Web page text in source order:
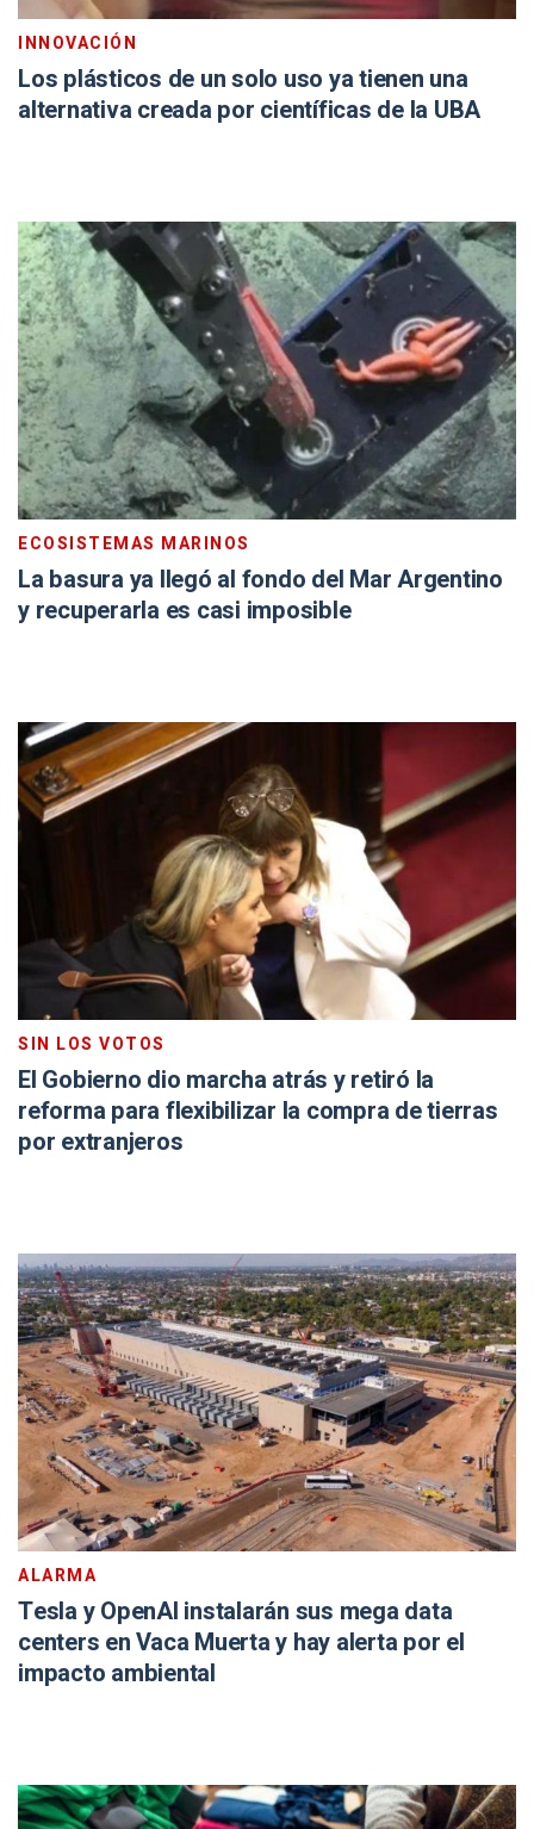
INNOVACIÓN
Los plásticos de un solo uso ya tienen una
alternativa creada por científicas de la UBA
ECOSISTEMAS MARINOS
La basura ya llegó al fondo del Mar Argentino
y recuperarla es casi imposible
SIN LOS VOTOS
El Gobierno dio marcha atrás y retiró la
reforma para flexibilizar la compra de tierras
por extranjeros
ALARMA
Tesla y OpenAI instalarán sus mega data
centers en Vaca Muerta y hay alerta por el
impacto ambiental